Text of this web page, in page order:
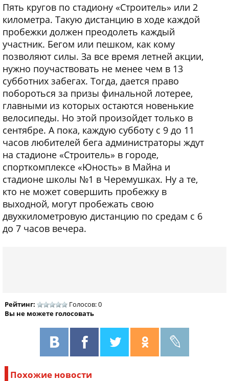
Пять кругов по стадиону «Строитель» или 2
километра. Такую дистанцию в ходе каждой
пробежки должен преодолеть каждый
участник. Бегом или пешком, как кому
позволяют силы. За все время летней акции,
нужно поучаствовать не менее чем в 13
субботних забегах. Тогда, дается право
побороться за призы финальной лотерее,
главными из которых остаются новенькие
велосипеды. Но этой произойдет только в
сентябре. А пока, каждую субботу с 9 до 11
часов любителей бега администраторы ждут
на стадионе «Строитель» в городе,
спорткомплексе «Юность» в Майна и
стадионе школы №1 в Черемушках. Ну а те,
кто не может совершить пробежку в
выходной, могут пробежать свою
двухкилометровую дистанцию по средам с 6
до 7 часов вечера.
Рейтинг:
Голосов: 0
Вы не можете голосовать
Похожие новости